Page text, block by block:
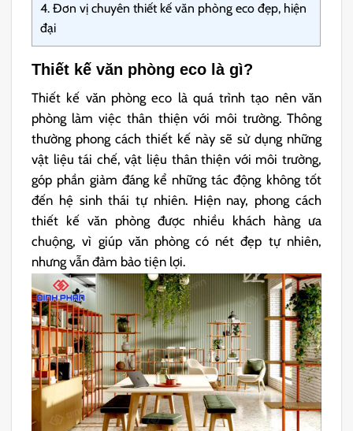
4. Đơn vị chuyên thiết kế văn phòng eco đẹp, hiện
đại
Thiết kế văn phòng eco là gì?
Thiết kế văn phòng eco là quá trình tạo nên văn
phòng làm việc thân thiện với môi trường. Thông
thường phong cách thiết kế này sẽ sử dụng những
vật liệu tái chế, vật liệu thân thiện với môi trường,
góp phần giảm đáng kể những tác động không tốt
đến hệ sinh thái tự nhiên. Hiện nay, phong cách
thiết kế văn phòng được nhiều khách hàng ưa
chuộng, vì giúp văn phòng có nét đẹp tự nhiên,
nhưng vẫn đảm bảo tiện lợi.